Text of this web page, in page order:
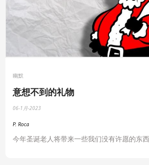
幽默
意想不到的礼物
06-1月-2023
P. Roca
今年圣诞老人将带来一些我们没有许愿的东西